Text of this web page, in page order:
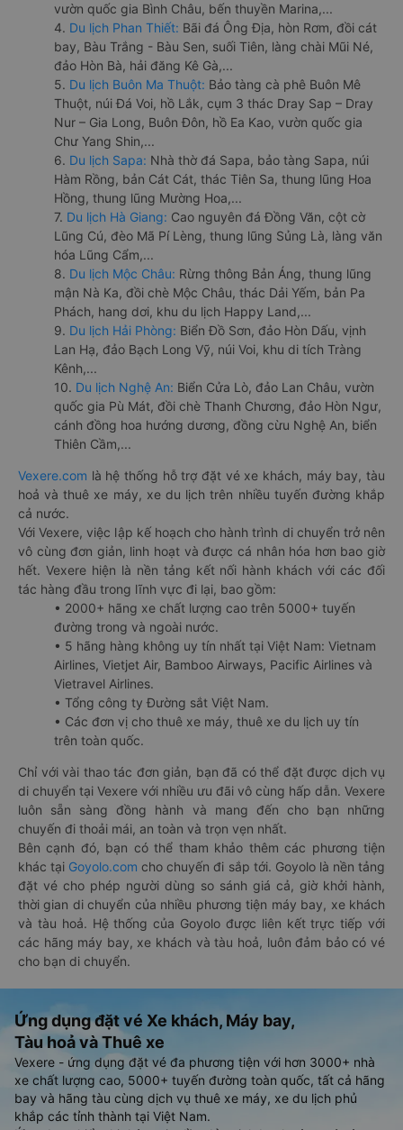
vườn quốc gia Bình Châu, bến thuyền Marina,...
4. Du lịch Phan Thiết: Bãi đá Ông Địa, hòn Rơm, đồi cát
bay, Bàu Trắng - Bàu Sen, suối Tiên, làng chài Mũi Né,
đảo Hòn Bà, hải đăng Kê Gà,...
5. Du lịch Buôn Ma Thuột: Bảo tàng cà phê Buôn Mê
Thuột, núi Đá Voi, hồ Lắk, cụm 3 thác Dray Sap – Dray
Nur – Gia Long, Buôn Đôn, hồ Ea Kao, vườn quốc gia
Chư Yang Shin,...
6. Du lịch Sapa: Nhà thờ đá Sapa, bảo tàng Sapa, núi
Hàm Rồng, bản Cát Cát, thác Tiên Sa, thung lũng Hoa
Hồng, thung lũng Mường Hoa,...
7. Du lịch Hà Giang: Cao nguyên đá Đồng Văn, cột cờ
Lũng Cú, đèo Mã Pí Lèng, thung lũng Sủng Là, làng văn
hóa Lũng Cẩm,...
8. Du lịch Mộc Châu: Rừng thông Bản Áng, thung lũng
mận Nà Ka, đồi chè Mộc Châu, thác Dải Yếm, bản Pa
Phách, hang dơi, khu du lịch Happy Land,...
9. Du lịch Hải Phòng: Biển Đồ Sơn, đảo Hòn Dấu, vịnh
Lan Hạ, đảo Bạch Long Vỹ, núi Voi, khu di tích Tràng
Kênh,...
10. Du lịch Nghệ An: Biển Cửa Lò, đảo Lan Châu, vườn
quốc gia Pù Mát, đồi chè Thanh Chương, đảo Hòn Ngư,
cánh đồng hoa hướng dương, đồng cừu Nghệ An, biển
Thiên Cầm,...
Vexere.com là hệ thống hỗ trợ đặt vé xe khách, máy bay, tàu
hoả và thuê xe máy, xe du lịch trên nhiều tuyến đường khắp
cả nước.
Với Vexere, việc lập kế hoạch cho hành trình di chuyển trở nên
vô cùng đơn giản, linh hoạt và được cá nhân hóa hơn bao giờ
hết. Vexere hiện là nền tảng kết nối hành khách với các đối
tác hàng đầu trong lĩnh vực đi lại, bao gồm:
• 2000+ hãng xe chất lượng cao trên 5000+ tuyến
đường trong và ngoài nước.
• 5 hãng hàng không uy tín nhất tại Việt Nam: Vietnam
Airlines, Vietjet Air, Bamboo Airways, Pacific Airlines và
Vietravel Airlines.
• Tổng công ty Đường sắt Việt Nam.
• Các đơn vị cho thuê xe máy, thuê xe du lịch uy tín
trên toàn quốc.
Chỉ với vài thao tác đơn giản, bạn đã có thể đặt được dịch vụ
di chuyển tại Vexere với nhiều ưu đãi vô cùng hấp dẫn. Vexere
luôn sẵn sàng đồng hành và mang đến cho bạn những
chuyến đi thoải mái, an toàn và trọn vẹn nhất.
Bên cạnh đó, bạn có thể tham khảo thêm các phương tiện
khác tại Goyolo.com cho chuyến đi sắp tới. Goyolo là nền tảng
đặt vé cho phép người dùng so sánh giá cả, giờ khởi hành,
thời gian di chuyển của nhiều phương tiện máy bay, xe khách
và tàu hoả. Hệ thống của Goyolo được liên kết trực tiếp với
các hãng máy bay, xe khách và tàu hoả, luôn đảm bảo có vé
cho bạn di chuyển.
Ứng dụng đặt vé Xe khách, Máy bay,
Tàu hoả và Thuê xe
Vexere - ứng dụng đặt vé đa phương tiện với hơn 3000+ nhà
xe chất lượng cao, 5000+ tuyến đường toàn quốc, tất cả hãng
bay và hãng tàu cùng dịch vụ thuê xe máy, xe du lịch phủ
khắp các tỉnh thành tại Việt Nam.